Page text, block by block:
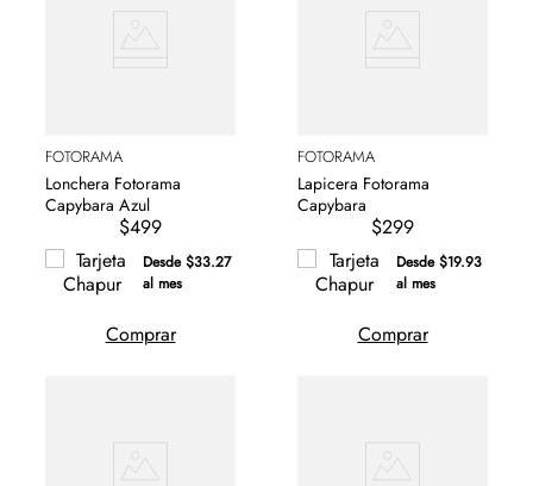
FOTORAMA
Lonchera Fotorama
Capybara Azul
$499
Desde $33.27
al mes
Comprar
FOTORAMA
Lapicera Fotorama
Capybara
$299
Desde $19.93
al mes
Comprar